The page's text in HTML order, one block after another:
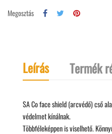
Megosztás
Leírás Termék
SA Co face shield (arcvédő) cső
védelmet kínálnak.
Többféleképpen is viselhető.